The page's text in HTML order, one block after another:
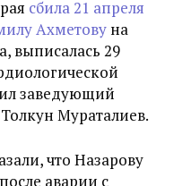
сбила 21 апреля
Ахметову на
выписалась 29
заведующий
Мураталиев.
что Назарову
аварии с